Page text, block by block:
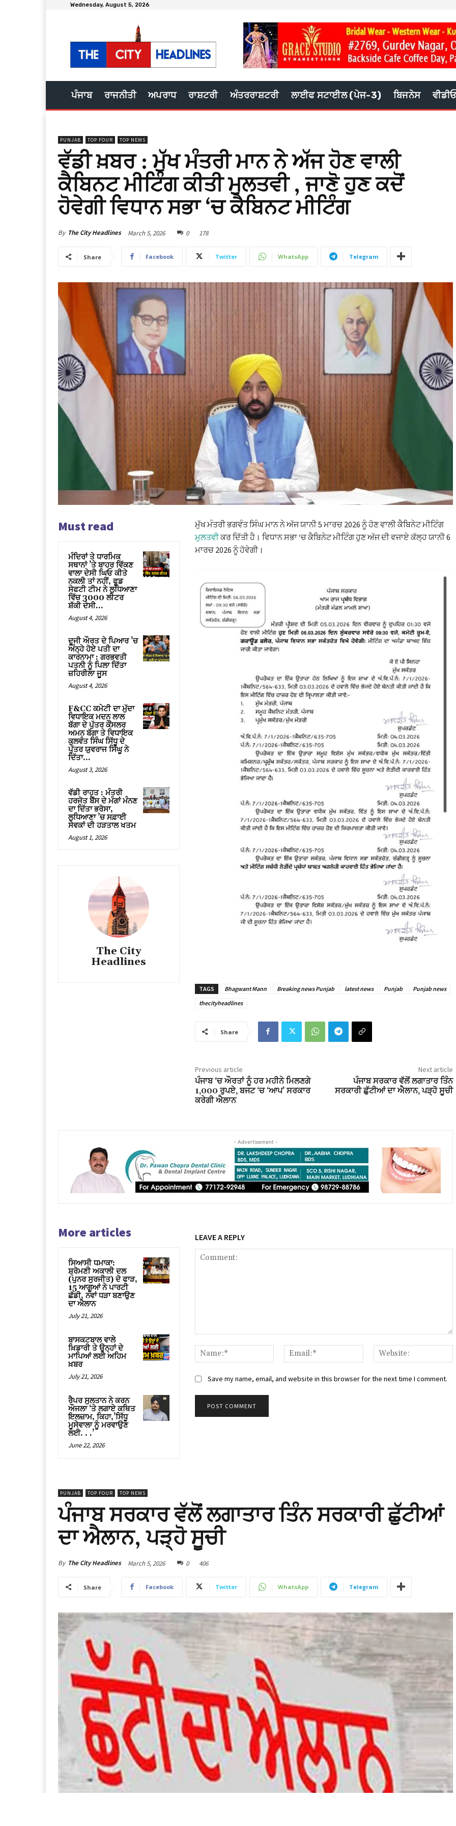
Wednesday, August 5, 2026
ਪੰਜਾਬ ਰਾਜਨੀਤੀ ਅਪਰਾਧ ਰਾਸ਼ਟਰੀ ਅੰਤਰਰਾਸ਼ਟਰੀ ਲਾਈਫ ਸਟਾਈਲ (ਪੇਜ-3) ਬਿਜਨੇਸ
PUNJAB TOP FOUR TOP NEWS
ਵੱਡੀ ਖ਼ਬਰ : ਮੁੱਖ ਮੰਤਰੀ ਮਾਨ ਨੇ ਅੱਜ ਹੋਣ ਵਾਲੀ
ਕੈਬਿਨਟ ਮੀਟਿੰਗ ਕੀਤੀ ਮੁਲਤਵੀ , ਜਾਣੋ ਹੁਣ ਕਦੋਂ
ਹੋਵੇਗੀ ਵਿਧਾਨ ਸਭਾ ‘ਚ ਕੈਬਿਨਟ ਮੀਟਿੰਗ
By The City Headlines March 5, 2026 0 178
Share Facebook Twitter WhatsApp Telegram
Must read
ਮੰਦਿਰਾਂ ਤੇ ਧਾਰਮਿਕ
ਸਥਾਨਾਂ ’ਤੇ ਬਾਹਰ ਵਿੱਕਣ
ਵਾਲਾ ਦੇਸੀ ਘਿਓ ਕੀਤੇ
ਨਕਲੀ ਤਾਂ ਨਹੀਂ, ਫੂਡ
ਸੇਫਟੀ ਟੀਮ ਨੇ ਲੁਧਿਆਣਾ
ਵਿੱਚ 3000 ਲੀਟਰ
ਸ਼ੱਕੀ ਦੇਸੀ...
August 4, 2026
ਦੂਜੀ ਔਰਤ ਦੇ ਪਿਆਰ ’ਚ
ਅੰਨ੍ਹੇ ਹੋਏ ਪਤੀ ਦਾ
ਕਾਰਨਾਮਾ : ਗਰਭਵਤੀ
ਪਤਨੀ ਨੂੰ ਪਿਲਾ ਦਿੱਤਾ
ਜ਼ਹਿਰੀਲਾ ਜੂਸ
August 4, 2026
F&CC ਕਮੇਟੀ ਦਾ ਮੁੱਦਾ
ਵਿਧਾਇਕ ਮਦਨ ਲਾਲ
ਬੱਗਾ ਦੇ ਪੁੱਤਰ ਕੌਂਸਲਰ
ਅਮਨ ਬੱਗਾ ਤੇ ਵਿਧਾਇਕ
ਕੁਲਵੰਤ ਸਿੰਘ ਸਿੱਧੂ ਦੇ
ਪੁੱਤਰ ਯੁਵਰਾਜ ਸਿੱਘੂ ਨੇ
ਦਿੱਤਾ...
August 3, 2026
ਵੱਡੀ ਰਾਹਤ : ਮੰਤਰੀ
ਹਰਜੋਤ ਬੈਂਸ ਦੇ ਮੰਗਾਂ ਮੰਨਣ
ਦਾ ਦਿੱਤਾ ਭਰੋਸਾ,
ਲੁਧਿਆਣਾ ’ਚ ਸਫ਼ਾਈ
ਸੇਵਕਾਂ ਦੀ ਹੜਤਾਲ ਖਤਮ
August 1, 2026
The City
Headlines
ਮੁੱਖ ਮੰਤਰੀ ਭਗਵੰਤ ਸਿੰਘ ਮਾਨ ਨੇ ਅੱਜ ਯਾਨੀ 5 ਮਾਰਚ 2026 ਨੂੰ ਹੋਣ ਵਾਲੀ ਕੈਬਿਨੇਟ ਮੀਟਿੰਗ
ਮੁਲਤਵੀਕਰ ਦਿੱਤੀ ਹੈ। ਵਿਧਾਨ ਸਭਾ ‘ਚ ਕੈਬਿਨੇਟ ਮੀਟਿੰਗ ਹੁਣ ਅੱਜ ਦੀ ਵਜਾਏ ਕੱਲ੍ਹ ਯਾਨੀ 6
ਮਾਰਚ 2026 ਨੂੰ ਹੋਵੇਗੀ।
TAGS Bhagwant Mann Breaking news Punjab latest news Punjab
Punjab news
thecityheadlines
Share
Previous article
ਪੰਜਾਬ ‘ਚ ਔਰਤਾਂ ਨੂੰ ਹਰ ਮਹੀਨੇ ਮਿਲਣਗੇ
1,000 ਰੁਪਏ, ਬਜਟ ‘ਚ ‘ਆਪ’ ਸਰਕਾਰ
ਕਰੇਗੀ ਐਲਾਨ
Next article
ਪੰਜਾਬ ਸਰਕਾਰ ਵੱਲੋਂ ਲਗਾਤਾਰ ਤਿੰਨ
ਸਰਕਾਰੀ ਛੁੱਟੀਆਂ ਦਾ ਐਲਾਨ, ਪੜ੍ਹੋ ਸੂਚੀ
- Advertisement -
More articles
ਸਿਆਸੀ ਧਮਾਕਾ:
ਸ਼੍ਰੋਮਣੀ ਅਕਾਲੀ ਦਲ
(ਪੁਨਰ ਸੁਰਜੀਤ) ਦੋ ਫਾੜ,
15 ਆਗੂਆਂ ਨੇ ਪਾਰਟੀ
ਛੱਡੀ, ਨਵਾਂ ਧੜਾ ਬਣਾਉਣ
ਦਾ ਐਲਾਨ
July 21, 2026
ਬਾਸਕਟਬਾਲ ਵਾਲੇ
ਖ਼ਿਡਾਰੀ ਤੇ ਉਨ੍ਹਾਂ ਦੇ
ਮਾਪਿਆਂ ਲਈ ਅਹਿਮ
ਖ਼ਬਰ
July 21, 2026
ਰੈਪਰ ਸੁਲਤਾਨ ਨੇ ਕਰਨ
ਔਜਲਾ ‘ਤੇ ਲਗਾਏ ਕਥਿਤ
ਇਲਜ਼ਾਮ, ਕਿਹਾ,’ਸਿੱਧੂ
ਮੂਸੇਵਾਲਾ ਨੂੰ ਮਰਵਾਉਣ
ਲਈ. . .’
June 22, 2026
LEAVE A REPLY
Name:*
Email:*
Save my name, email, and website in this browser for the next time I comment.